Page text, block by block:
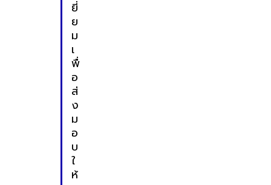
ยี่
ย
ม
เ
พื่
อ
ส่
ง
ม
อ
บ
ใ
ห้